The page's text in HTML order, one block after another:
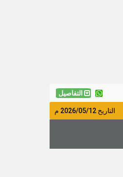
التفاصيل
التاريخ 2026/05/12 م